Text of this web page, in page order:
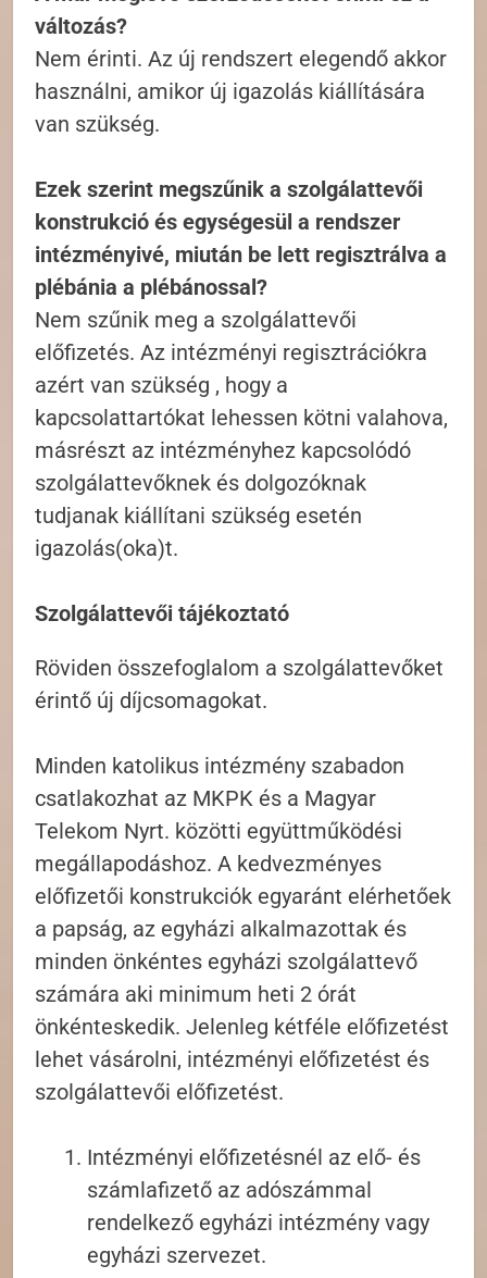
változás?
Nem érinti. Az új rendszert elegendő akkor
használni, amikor új igazolás kiállítására
van szükség.
Ezek szerint megszűnik a szolgálattevői
konstrukció és egységesül a rendszer
intézményivé, miután be lett regisztrálva a
plébánia a plébánossal?
Nem szűnik meg a szolgálattevői
előfizetés. Az intézményi regisztrációkra
azért van szükség , hogy a
kapcsolattartókat lehessen kötni valahova,
másrészt az intézményhez kapcsolódó
szolgálattevőknek és dolgozóknak
tudjanak kiállítani szükség esetén
igazolás(oka)t.
Szolgálattevői tájékoztató
Röviden összefoglalom a szolgálattevőket
érintő új díjcsomagokat.
Minden katolikus intézmény szabadon
csatlakozhat az MKPK és a Magyar
Telekom Nyrt. közötti együttműködési
megállapodáshoz. A kedvezményes
előfizetői konstrukciók egyaránt elérhetőek
a papság, az egyházi alkalmazottak és
minden önkéntes egyházi szolgálattevő
számára aki minimum heti 2 órát
önkénteskedik. Jelenleg kétféle előfizetést
lehet vásárolni, intézményi előfizetést és
szolgálattevői előfizetést.
Intézményi előfizetésnél az elő- és
számlafizető az adószámmal
rendelkező egyházi intézmény vagy
egyházi szervezet.